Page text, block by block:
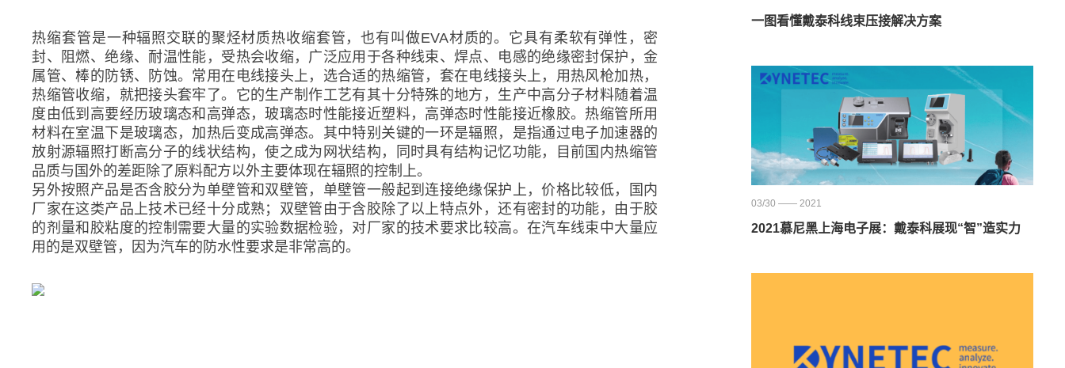
热缩套管是一种辐照交联的聚烃材质热收缩套管，也有叫做EVA材质的。它具有柔软有弹性，密
封、阻燃、绝缘、耐温性能，受热会收缩，广泛应用于各种线束、焊点、电感的绝缘密封保护，金
属管、棒的防锈、防蚀。常用在电线接头上，选合适的热缩管，套在电线接头上，用热风枪加热，
热缩管收缩，就把接头套牢了。它的生产制作工艺有其十分特殊的地方，生产中高分子材料随着温
度由低到高要经历玻璃态和高弹态，玻璃态时性能接近塑料，高弹态时性能接近橡胶。热缩管所用
材料在室温下是玻璃态，加热后变成高弹态。其中特别关键的一环是辐照，是指通过电子加速器的
放射源辐照打断高分子的线状结构，使之成为网状结构，同时具有结构记忆功能，目前国内热缩管
品质与国外的差距除了原料配方以外主要体现在辐照的控制上。
另外按照产品是否含胶分为单壁管和双壁管，单壁管一般起到连接绝缘保护上，价格比较低，国内
厂家在这类产品上技术已经十分成熟；双壁管由于含胶除了以上特点外，还有密封的功能，由于胶
的剂量和胶粘度的控制需要大量的实验数据检验，对厂家的技术要求比较高。在汽车线束中大量应
用的是双壁管，因为汽车的防水性要求是非常高的。
一图看懂戴泰科线束压接解决方案
03/30 —— 2021
2021慕尼黑上海电子展：戴泰科展现“智”造实力